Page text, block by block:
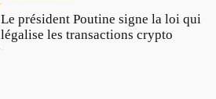
Le président Poutine signe la loi qui
légalise les transactions crypto